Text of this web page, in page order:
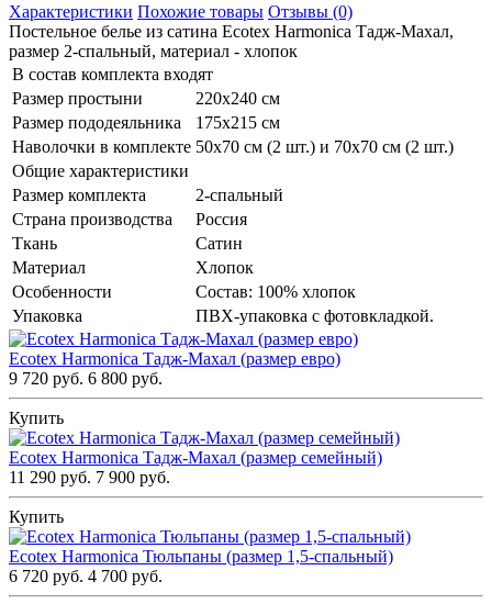
Характеристики Похожие товары Отзывы (0)
Постельное белье из сатина Ecotex Harmonica Тадж-Махал,
размер 2-спальный, материал - хлопок
В состав комплекта входят
Размер простыни
220х240 см
Размер пододеяльника
175х215 см
Наволочки в комплекте 50х70 см (2 шт.) и 70х70 см (2 шт.)
Общие характеристики
Размер комплекта
2-спальный
Страна производства
Россия
Ткань
Сатин
Материал
Хлопок
Особенности
Состав: 100% хлопок
Упаковка
ПВХ-упаковка с фотовкладкой.
Ecotex Harmonica Тадж-Махал (размер евро)
9 720 руб. 6 800 руб.
Купить
Ecotex Harmonica Тадж-Махал (размер семейный)
11 290 руб. 7 900 руб.
Купить
Ecotex Harmonica Тюльпаны (размер 1,5-спальный)
6 720 руб. 4 700 руб.